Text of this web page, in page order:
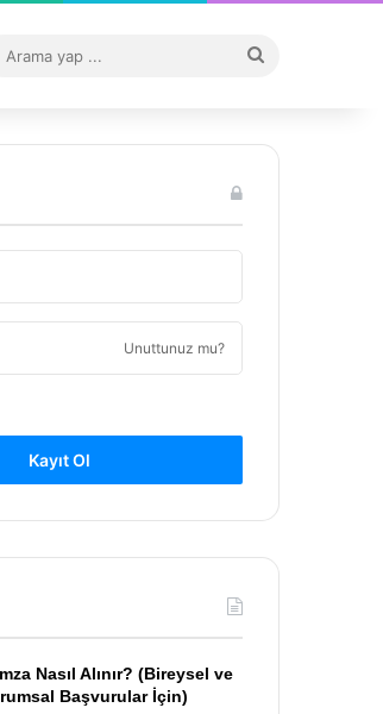
...
Unuttunuz mu?
Kayıt Ol
Nasıl Alınır? (Bireysel ve
Başvurular İçin)